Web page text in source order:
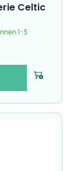
Celtic
1-3
Voeg toe